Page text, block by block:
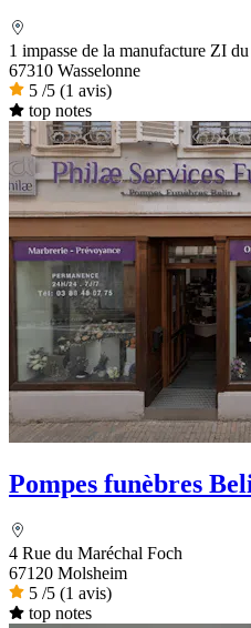
1 impasse de la manufacture ZI
67310 Wasselonne
5 /5 (1 avis)
top notes
Pompes funèbres
4 Rue du Maréchal Foch
67120 Molsheim
5 /5 (1 avis)
top notes